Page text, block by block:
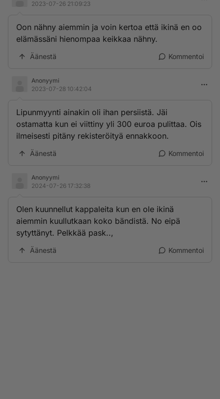
2023-07-26 21:09:23
Oon nähny aiemmin ja voin kertoa että ikinä en oo
elämässäni hienompaa keikkaa nähny.
Äänestä Kommentoi
Anonyymi
2023-07-28 10:42:04
Lipunmyynti ainakin oli ihan persiistä. Jäi
ostamatta kun ei viittiny yli 300 euroa pulittaa. Ois
ilmeisesti pitäny rekisteröityä ennakkoon.
Äänestä Kommentoi
Anonyymi
2024-07-26 17:32:38
Olen kuunnellut kappaleita kun en ole ikinä
aiemmin kuullutkaan koko bändistä. No eipä
sytyttänyt. Pelkkää pask..,
Äänestä Kommentoi